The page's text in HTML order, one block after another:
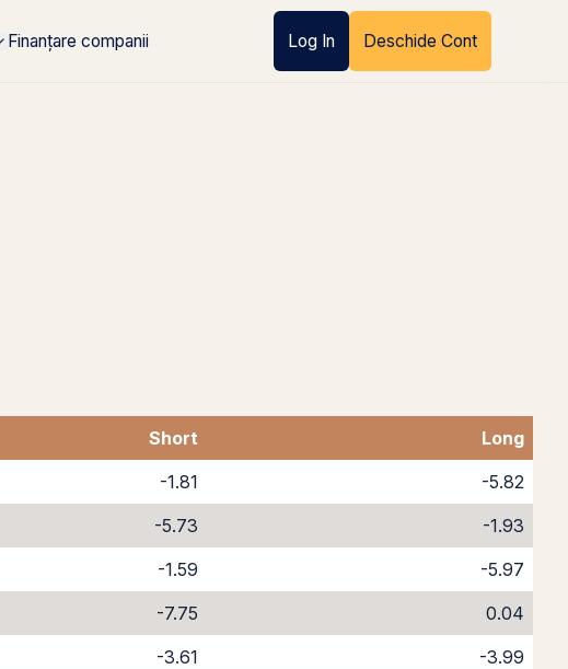
Finanțare companii Log In Deschide Cont
Short
Long
-1.81
-5.82
-5.73
-1.93
-1.59
-5.97
-7.75
0.04
-3.61
-3.99